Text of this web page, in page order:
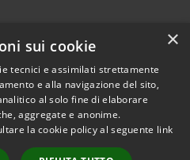
Copyright © 2026 • Comune di
Rocca Sinibalda • Powered by
×
sui cookie
tecnici e assimilati strettamente
e alla navigazione del sito,
al solo fine di elaborare
aggregate e anonime.
la cookie policy al seguente link